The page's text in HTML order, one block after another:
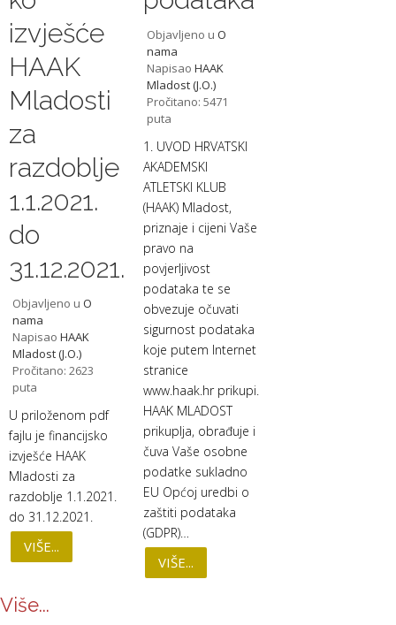
izvješće
HAAK
Mladosti
za
razdoblje
1.1.2021.
do
31.12.2021.
Objavljeno u O
nama
Napisao HAAK
Mladost (J.O.)
Pročitano: 2623
puta
U priloženom pdf
fajlu je financijsko
izvješće HAAK
Mladosti za
razdoblje 1.1.2021.
do 31.12.2021.
VIŠE...
Objavljeno u O
nama
Napisao HAAK
Mladost (J.O.)
Pročitano: 5471
puta
1. UVOD HRVATSKI
AKADEMSKI
ATLETSKI KLUB
(HAAK) Mladost,
priznaje i cijeni Vaše
pravo na
povjerljivost
podataka te se
obvezuje očuvati
sigurnost podataka
koje putem Internet
stranice
www.haak.hr prikupi.
HAAK MLADOST
prikuplja, obrađuje i
čuva Vaše osobne
podatke sukladno
EU Općoj uredbi o
zaštiti podataka
(GDPR)…
VIŠE...
Više...